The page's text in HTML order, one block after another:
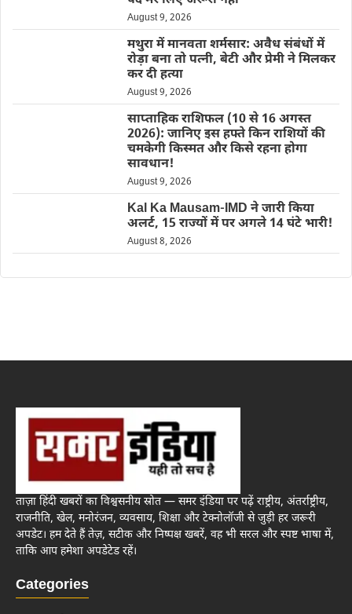
August 9, 2026
मथुरा में मानवता शर्मसार: अवैध संबंधों में
रोड़ा बना तो पत्नी, बेटी और प्रेमी ने मिलकर
कर दी हत्या
August 9, 2026
साप्ताहिक राशिफल (10 से 16 अगस्त
2026): जानिए इस हफ्ते किन राशियों की
चमकेगी किस्मत और किसे रहना होगा
सावधान!
August 9, 2026
Kal Ka Mausam-IMD ने जारी किया
अलर्ट, 15 राज्यों में पर अगले 14 घंटे भारी!
August 8, 2026
ताज़ा हिंदी खबरों का विश्वसनीय स्रोत — समर इंडिया पर पढ़ें राष्ट्रीय, अंतर्राष्ट्रीय,
राजनीति, खेल, मनोरंजन, व्यवसाय, शिक्षा और टेक्नोलॉजी से जुड़ी हर जरूरी
अपडेट। हम देते हैं तेज़, सटीक और निष्पक्ष खबरें, वह भी सरल और स्पष्ट भाषा में,
ताकि आप हमेशा अपडेटेड रहें।
Categories